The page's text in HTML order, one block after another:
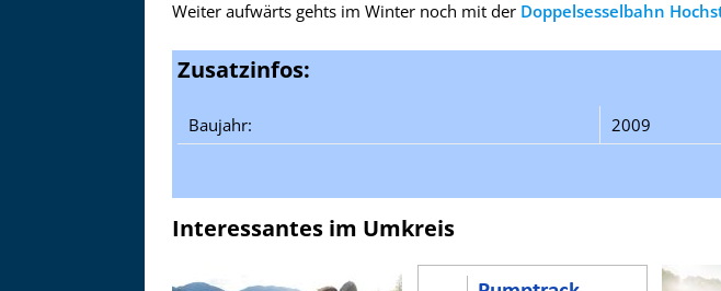
Weiter aufwärts gehts im Winter noch mit der Doppelsesselbahn
Zusatzinfos:
Baujahr: 2009
Interessantes im Umkreis